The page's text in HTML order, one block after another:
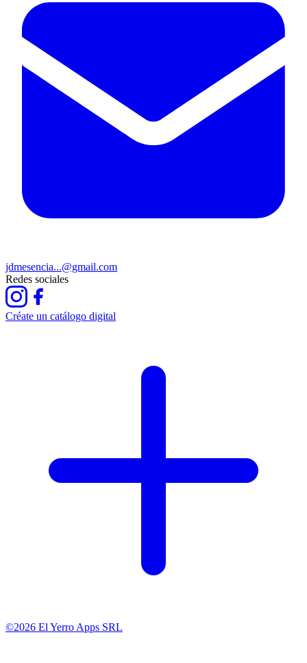
jdmesencia...@gmail.com
Redes sociales
Créate un catálogo digital
©2026 El Yerro Apps SRL